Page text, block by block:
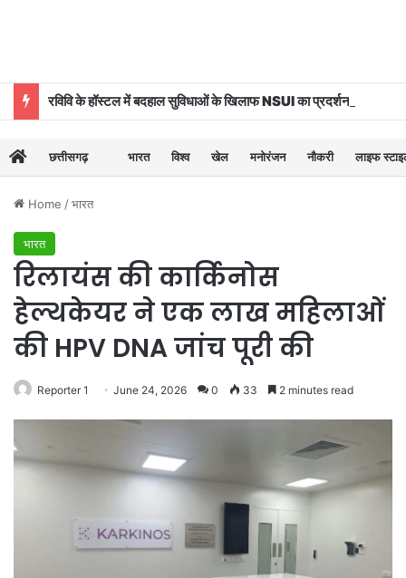
रविवि के हॉस्टल में बदहाल सुविधाओं के खिलाफ NSUI का प्रदर्शन
छत्तीसगढ़ भारत विश्व खेल मनोरंजन नौकरी लाइफ
Home /भारत
भारत
रिलायंस की कार्किनोस
हेल्थकेयर ने एक लाख महिलाओं
की HPV DNA जांच पूरी की
Reporter 1 June 24, 2026 0 33 2 minutes read